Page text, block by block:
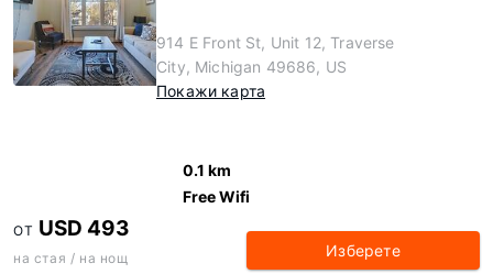
914 E Front St, Unit 12, Traverse
City, Michigan 49686, US
Покажи карта
0.1 km
Free Wifi
ОТ USD 493
на стая / на нощ Изберете